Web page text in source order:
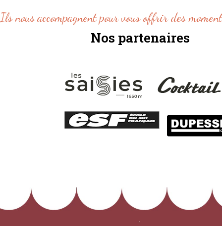
Ils nous accompagnent pour vous offrir des
Nos partenaires